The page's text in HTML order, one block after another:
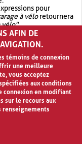
pour
à véloretournera
vélo".
OR.garage OR vélo
garage à vélo
AFIN DE
témoins de connexion
une meilleure
vous acceptez
aux conditions
connexion en modifiant
sur le recours aux
renseignements